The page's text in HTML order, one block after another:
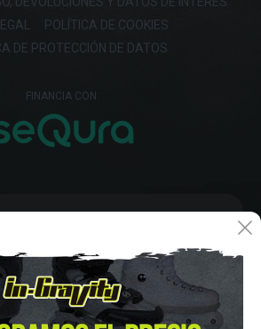
POLÍTICA DE COOKIES
DE PROTECCIÓN DE DATOS
FINANCIA CON: